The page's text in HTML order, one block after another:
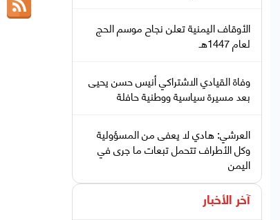
الأوقاف اليمنية تعلن نجاح موسم الحج
لعام 1447هـ
وفاة القيادي الاشتراكي أنيس حسن يحيى
بعد مسيرة سياسية ووطنية حافلة
العرشي: هادي لا يعفى من المسؤولية
وكل الأطراف تتحمل تبعات ما جرى في
اليمن
آخر الأخبار